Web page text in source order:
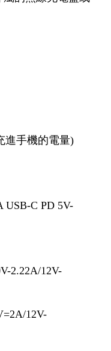
進手機的電量)
USB-C PD 5V-
2.22A/12V-
12V-